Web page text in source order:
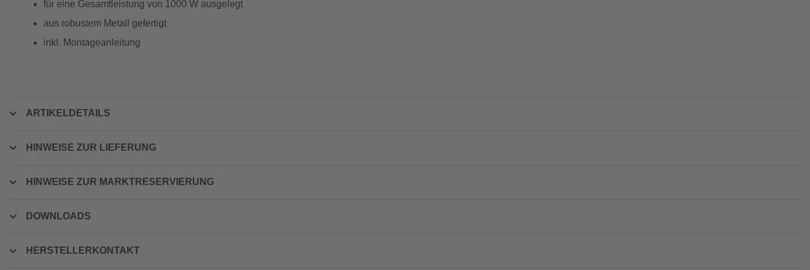
für eine Gesamtleistung von 1000 W ausgelegt
aus robustem Metall gefertigt
inkl. Montageanleitung
ARTIKELDETAILS
HINWEISE ZUR LIEFERUNG
HINWEISE ZUR MARKTRESERVIERUNG
DOWNLOADS
HERSTELLERKONTAKT